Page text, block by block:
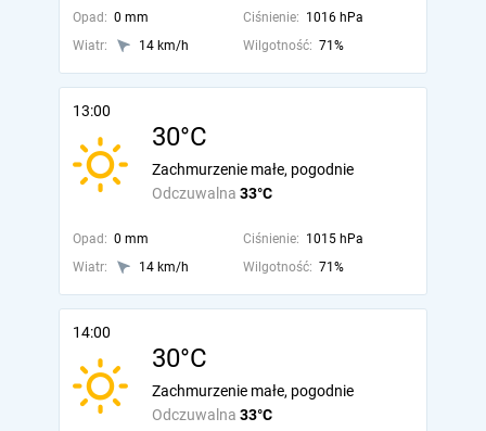
Opad: 0 mm Ciśnienie: 1016 hPa
Wiatr:
14 km/h Wilgotność: 71%
13:00
30°C
Odczuwalna 33°C
Zachmurzenie małe, pogodnie
Opad: 0 mm Ciśnienie: 1015 hPa
Wiatr:
14 km/h Wilgotność: 71%
14:00
30°C
Odczuwalna 33°C
Zachmurzenie małe, pogodnie